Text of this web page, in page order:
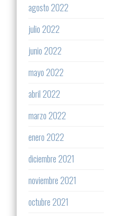
agosto 2022
julio 2022
junio 2022
mayo 2022
abril 2022
marzo 2022
enero 2022
diciembre 2021
noviembre 2021
octubre 2021